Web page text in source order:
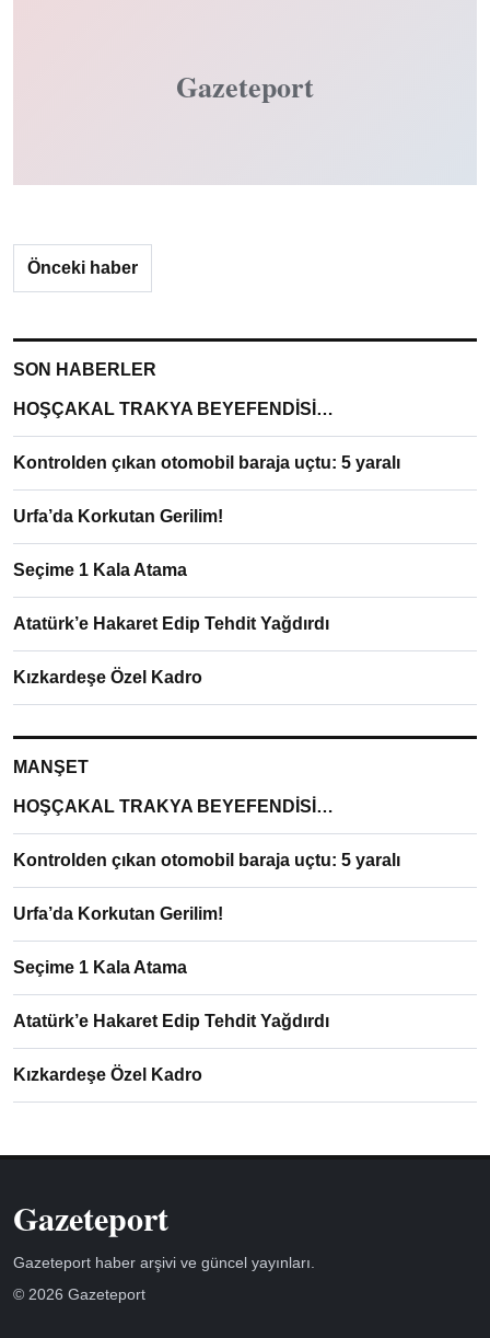
Gazeteport
Önceki haber
SON HABERLER
HOŞÇAKAL TRAKYA BEYEFENDİSİ…
Kontrolden çıkan otomobil baraja uçtu: 5 yaralı
Urfa’da Korkutan Gerilim!
Seçime 1 Kala Atama
Atatürk’e Hakaret Edip Tehdit Yağdırdı
Kızkardeşe Özel Kadro
MANŞET
HOŞÇAKAL TRAKYA BEYEFENDİSİ…
Kontrolden çıkan otomobil baraja uçtu: 5 yaralı
Urfa’da Korkutan Gerilim!
Seçime 1 Kala Atama
Atatürk’e Hakaret Edip Tehdit Yağdırdı
Kızkardeşe Özel Kadro
Gazeteport
Gazeteport haber arşivi ve güncel yayınları.
© 2026 Gazeteport